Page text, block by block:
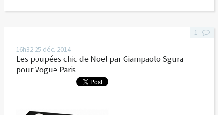
16h32 25 déc. 2014
Les poupées chic de Noël par Giampaolo Sgura
pour Vogue Paris
1